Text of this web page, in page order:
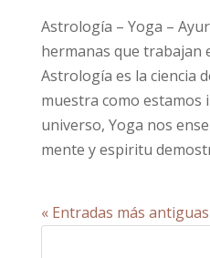
Astrología – Yoga –
hermanas que trabajan
Astrología es la ciencia
muestra como estamos
universo, Yoga nos
mente y espiritu
« Entradas más antiguas